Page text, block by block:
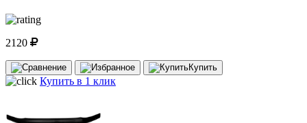
2120
Купить
Купить в 1 клик